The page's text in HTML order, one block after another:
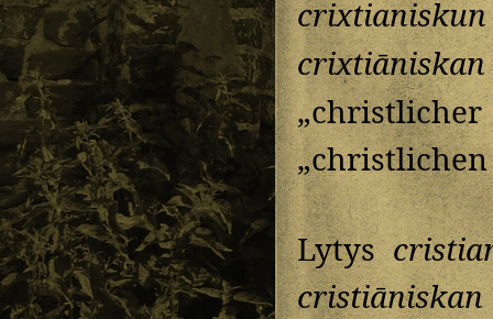
crixtianiskun
crixtiāniskan
„christlichen
Lytys
cristiāniskan